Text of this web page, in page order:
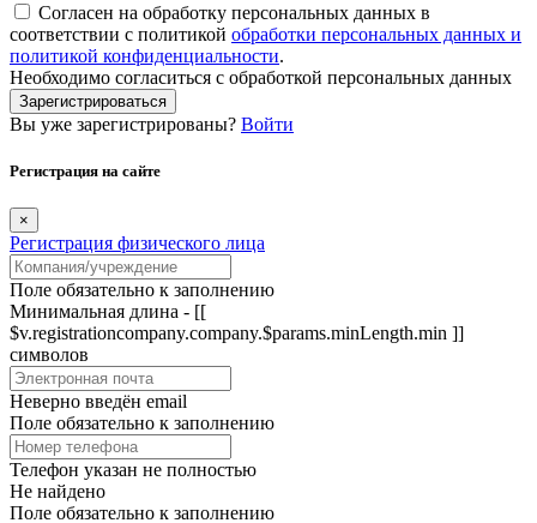
Согласен на обработку персональных данных в
соответствии с политикой обработки персональных данных и
политикой конфиденциальности.
Необходимо согласиться с обработкой персональных данных
Зарегистрироваться
Вы уже зарегистрированы? Войти
Регистрация на сайте
×
Регистрация физического лица
Поле обязательно к заполнению
Минимальная длина - [[
$v.registrationcompany.company.$params.minLength.min ]]
символов
Неверно введён email
Поле обязательно к заполнению
Телефон указан не полностью
Не найдено
Поле обязательно к заполнению